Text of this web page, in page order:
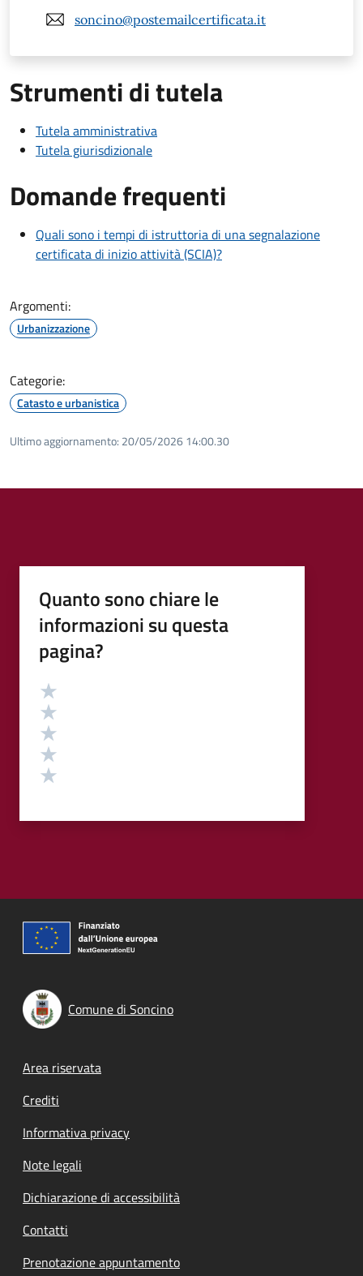
soncino@postemailcertificata.it
Strumenti di tutela
Tutela amministrativa
Tutela giurisdizionale
Domande frequenti
Quali sono i tempi di istruttoria di una segnalazione
certificata di inizio attività (SCIA)?
Argomenti:
Urbanizzazione
Categorie:
Catasto e urbanistica
Ultimo aggiornamento: 20/05/2026 14:00.30
Quanto sono chiare le
informazioni su questa
pagina?
Valutazione
Comune di Soncino
Footer menu
Area riservata
Crediti
Informativa privacy
Note legali
Dichiarazione di accessibilità
Contatti
Prenotazione appuntamento